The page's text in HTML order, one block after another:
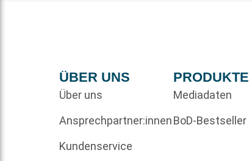
ÜBER UNS
Über uns
Ansprechpartner:innen
Kundenservice
PRODUKTE
Mediadaten
BoD-Bestseller